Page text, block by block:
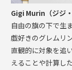
Gigi Murin（ジジ・
自由の旗の下で生
戯好きのグレムリン
直観的に対象を追
えることや計算し